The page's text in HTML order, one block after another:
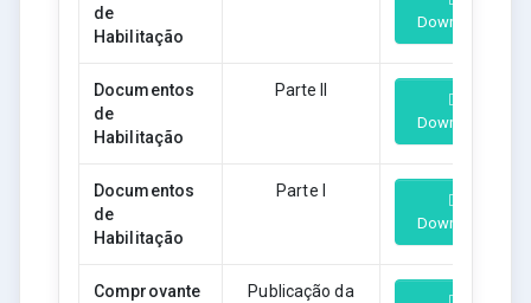
de
Habilitação
Download
Documentos
de
Habilitação
Parte II
Download
Documentos
de
Habilitação
Parte I
Download
Comprovante
Publicação da